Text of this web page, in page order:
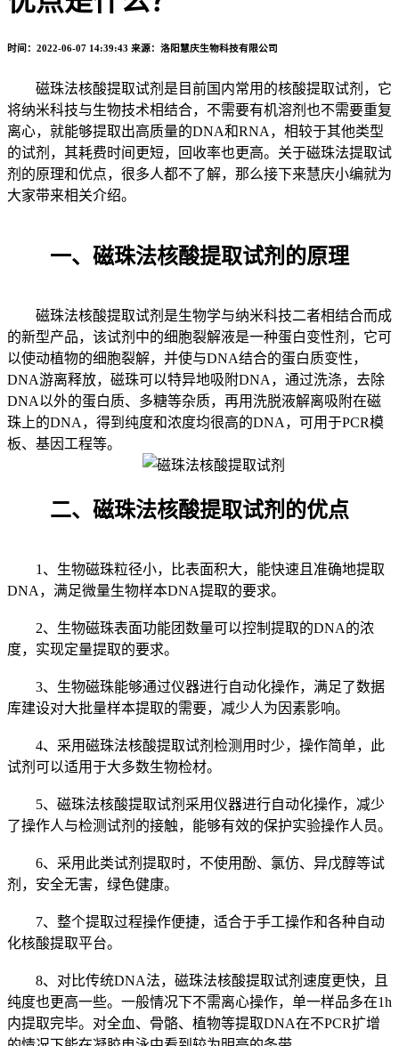
时间：2022-06-07 14:39:43 来源：洛阳慧庆生物科技有限公司
磁珠法核酸提取试剂是目前国内常用的核酸提取试剂，它
将纳米科技与生物技术相结合，不需要有机溶剂也不需要重复
离心，就能够提取出高质量的DNA和RNA，相较于其他类型
的试剂，其耗费时间更短，回收率也更高。关于磁珠法提取试
剂的原理和优点，很多人都不了解，那么接下来慧庆小编就为
大家带来相关介绍。
一、磁珠法核酸提取试剂的原理
磁珠法核酸提取试剂是生物学与纳米科技二者相结合而成
的新型产品，该试剂中的细胞裂解液是一种蛋白变性剂，它可
以使动植物的细胞裂解，并使与DNA结合的蛋白质变性，
DNA游离释放，磁珠可以特异地吸附DNA，通过洗涤，去除
DNA以外的蛋白质、多糖等杂质，再用洗脱液解离吸附在磁
珠上的DNA，得到纯度和浓度均很高的DNA，可用于PCR模
板、基因工程等。
二、磁珠法核酸提取试剂的优点
1、生物磁珠粒径小，比表面积大，能快速且准确地提取
DNA，满足微量生物样本DNA提取的要求。
2、生物磁珠表面功能团数量可以控制提取的DNA的浓
度，实现定量提取的要求。
3、生物磁珠能够通过仪器进行自动化操作，满足了数据
库建设对大批量样本提取的需要，减少人为因素影响。
4、采用磁珠法核酸提取试剂检测用时少，操作简单，此
试剂可以适用于大多数生物检材。
5、磁珠法核酸提取试剂采用仪器进行自动化操作，减少
了操作人与检测试剂的接触，能够有效的保护实验操作人员。
6、采用此类试剂提取时，不使用酚、氯仿、异戊醇等试
剂，安全无害，绿色健康。
7、整个提取过程操作便捷，适合于手工操作和各种自动
化核酸提取平台。
8、对比传统DNA法，磁珠法核酸提取试剂速度更快，且
纯度也更高一些。一般情况下不需离心操作，单一样品多在1h
内提取完毕。对全血、骨骼、植物等提取DNA在不PCR扩增